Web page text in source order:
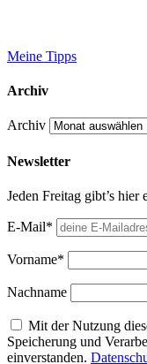
Meine Tipps
Archiv
Archiv
Newsletter
Jeden Freitag gibt’s
E-Mail*
Vorname*
Nachname
Mit der Nutzung
Speicherung und
einverstanden.